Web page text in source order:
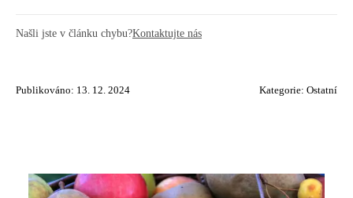
Našli jste v článku chybu?Kontaktujte nás
Publikováno: 13. 12. 2024 Kategorie: Ostatní